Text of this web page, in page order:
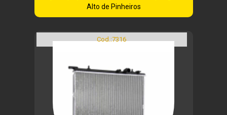
Alto de Pinheiros
Cod.:7316